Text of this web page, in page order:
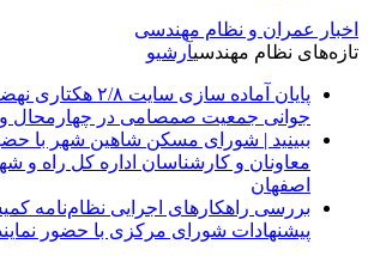
اخبار عمران و نظام مهندسی
تازه‌های نظام مهندسیآرشیو
پایان آماده‌ سازی
جوانی جمعیت صمصامی در چهارمحال و
ببینید | شورای مسکن شاهین شهر با
معاونان و کارشناسان اداره کل راه و
اصفهان
بررسی راهکارهای اجرایی نظام‌نامه
پیشنهادات شورای مرکزی با حضور